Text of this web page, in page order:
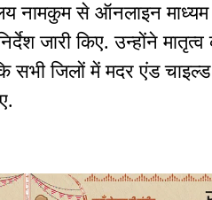
नामकुम से ऑनलाइन
जारी किए. उन्होंने मातृत्व
सभी जिलों में मदर एंड